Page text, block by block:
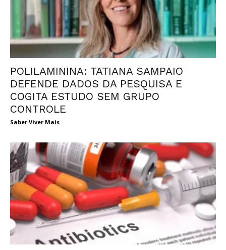
POLILAMININA: TATIANA SAMPAIO
DEFENDE DADOS DA PESQUISA E
COGITA ESTUDO SEM GRUPO
CONTROLE
Saber Viver Mais